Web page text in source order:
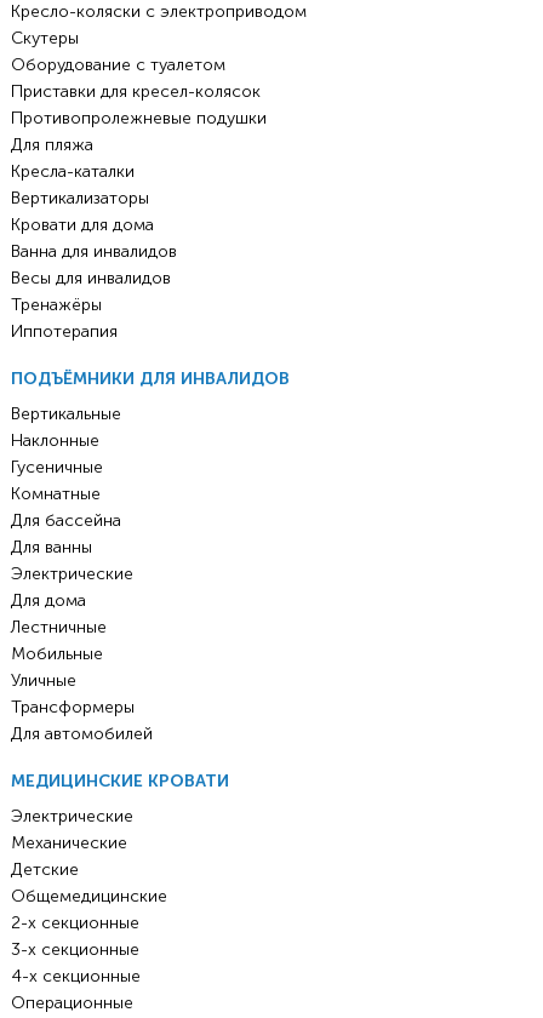
Кресло-коляски с электроприводом
Скутеры
Оборудование с туалетом
Приставки для кресел-колясок
Противопролежневые подушки
Для пляжа
Кресла-каталки
Вертикализаторы
Кровати для дома
Ванна для инвалидов
Весы для инвалидов
Тренажёры
Иппотерапия
ПОДЪЁМНИКИ ДЛЯ ИНВАЛИДОВ
Вертикальные
Наклонные
Гусеничные
Комнатные
Для бассейна
Для ванны
Электрические
Для дома
Лестничные
Мобильные
Уличные
Трансформеры
Для автомобилей
МЕДИЦИНСКИЕ КРОВАТИ
Электрические
Механические
Детские
Общемедицинские
2-х секционные
3-х секционные
4-х секционные
Операционные